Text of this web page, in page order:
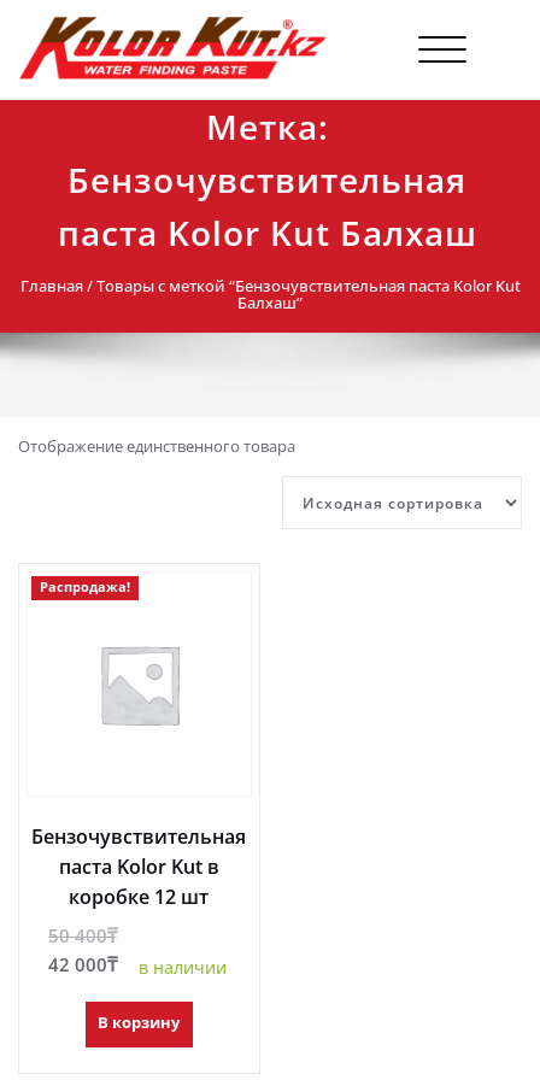
Перейти
содержимому
Метка:
Бензочувствительная
паста Kolor Kut Балхаш
Главная/ Товары с меткой “Бензочувствительная паста Kolor Kut
Балхаш”
Отображение единственного товара
Распродажа!
Бензочувствительная
паста Kolor Kut в
коробке 12 шт
в наличии
50 400₸Первоначальная
цена
50
400₸.
42 000₸ Текущая
42
000₸.
В корзину